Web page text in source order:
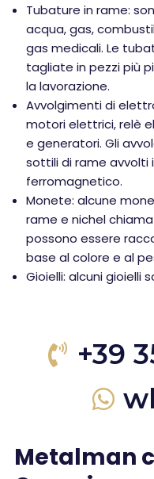
Tubature in rame:
acqua, gas,
gas medicali. Le
tagliate in pezzi più
la lavorazione.
Avvolgimenti di
motori elettrici, relè
e generatori. Gli
sottili di rame avvolti
ferromagnetico.
Monete: alcune
rame e nichel
possono essere
base al colore e al
Gioielli: alcuni gioielli
+39
Metalman